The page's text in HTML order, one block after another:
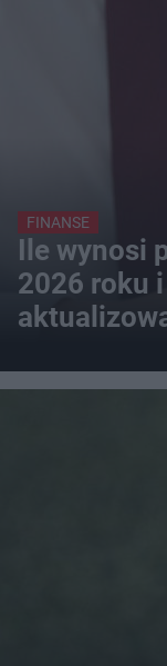
FINANSE
Ile wynosi
2026 roku